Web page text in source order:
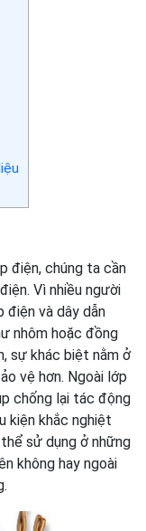
điện, chúng ta cần
Vì nhiều người
điện và dây dẫn
nhôm hoặc đồng
sự khác biệt nằm ở
vệ hơn. Ngoài lớp
chống lại tác động
kiện khắc nghiệt
sử dụng ở những
không hay ngoài